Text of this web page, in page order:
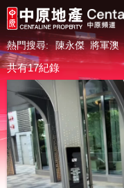
熱門搜尋: 陳永傑 將軍澳
共有17紀錄